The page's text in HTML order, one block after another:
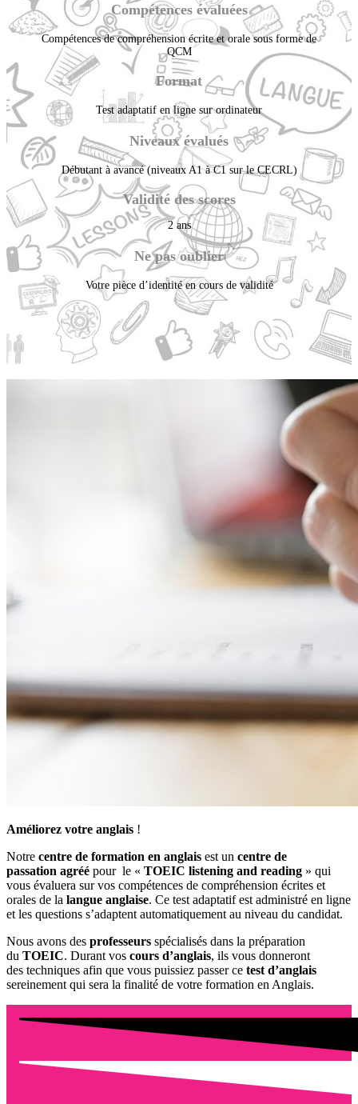
Compétences évaluées
Compétences de compréhension écrite et orale sous forme de
QCM
Format
Test adaptatif en ligne sur ordinateur
Niveaux évalués
Débutant à avancé (niveaux A1 à C1 sur le CECRL)
Validité des scores
2 ans
Ne pas oublier
Votre pièce d’identité en cours de validité
Améliorez votre anglais !
Notre centre de formation en anglais est un centre de
passation agréé pour le « TOEIC listening and reading » qui
vous évaluera sur vos compétences de compréhension écrites et
orales de la langue anglaise. Ce test adaptatif est administré en ligne
et les questions s’adaptent automatiquement au niveau du candidat.
Nous avons des professeurs spécialisés dans la préparation
du TOEIC. Durant vos cours d’anglais, ils vous donneront
des techniques afin que vous puissiez passer ce test d’anglais
sereinement qui sera la finalité de votre formation en Anglais.